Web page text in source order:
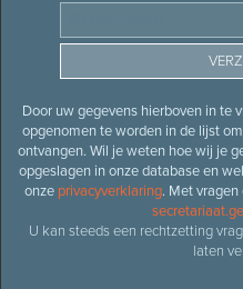
Door uw gegevens hierboven in te
opgenomen te worden in de lijst
ontvangen. Wil je weten hoe wij je
opgeslagen in onze database en
onze privacyverklaring. Met
U kan steeds een rechtzetting
laten